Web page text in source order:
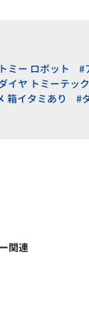
ミー ロボット
#
イヤ トミーテック
箱イタミあり
#
関連